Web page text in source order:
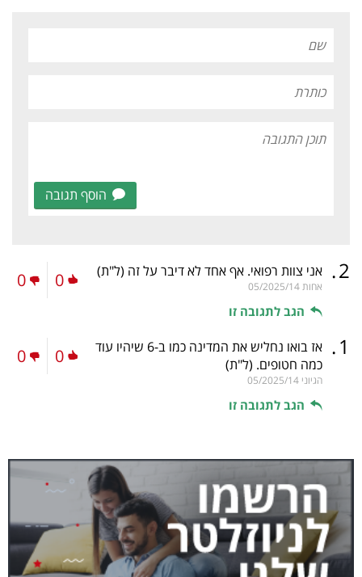
הוסף תגובה
2
. אני צוות רפואי. אף אחד לא דיבר על זה (ל"ת)
אחות05/2025/14
הגב לתגובה זו
0
0
1
.
אז בואו נחליש את המדינה כמו ב-6 שיהיו עוד
כמה חטופים. (ל"ת)
הגיוני 05/2025/14
הגב לתגובה זו
0
0